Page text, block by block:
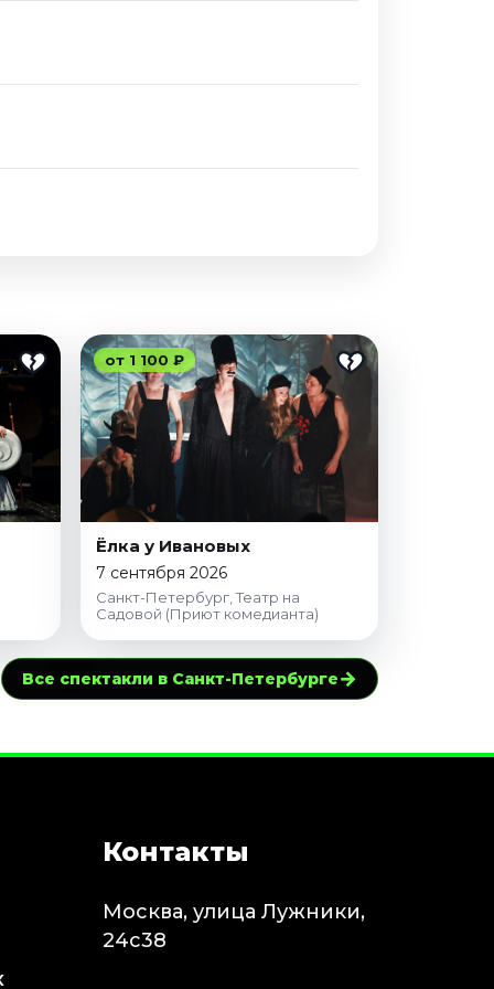
от 1 100 ₽
Ёлка у Ивановых
7 сентября 2026
Санкт-Петербург, Театр на
Садовой (Приют комедианта)
Все спектакли в Санкт-Петербурге→
Контакты
Москва, улица Лужники,
24с38